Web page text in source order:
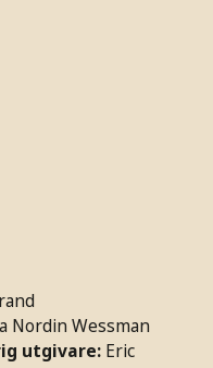
Nordin Wessman
utgivare: Eric